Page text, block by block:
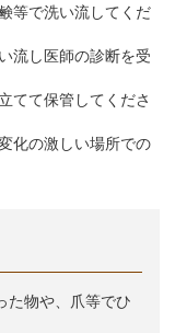
等で洗い流してくだ
流し医師の診断を受
てて保管してくださ
化の激しい場所での
た物や、爪等でひ